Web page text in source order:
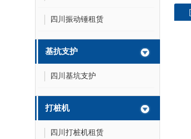
四川振动锤租赁
基抗支护
四川基坑支护
打桩机
四川打桩机租赁